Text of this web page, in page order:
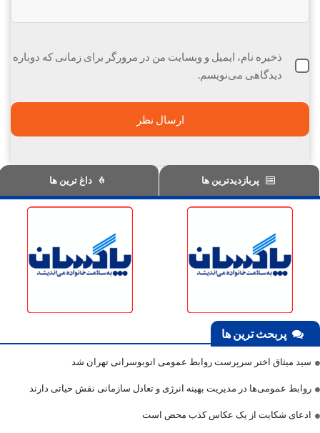
ذخیره نام، ایمیل و وبسایت من در مرورگر برای زمانی که دوباره
دیدگاهی می‌نویسم.
پربازدیدترین ها داغ ترین ها
پربحث ترین ها
سید میثاق اختر سرپرست روابط عمومی اتوبوسرانی تهران شد
روابط عمومی‌ها در مدیریت بهینه انرژی و تعادل سازمانی نقش حیاتی دارند
ادعای شکایت از یک عکاس کذب محض است